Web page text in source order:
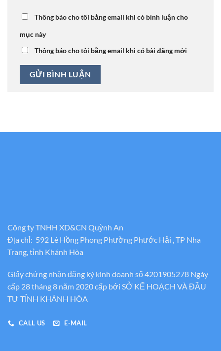
Thông báo cho tôi bằng email khi có bình luận cho
mục này
Thông báo cho tôi bằng email khi có bài đăng mới
Công ty TNHH XD&CN Quỳnh An
Địa chỉ: 592 Lê Hồng Phong Phường Phước Hải , TP Nha
Trang, tỉnh Khánh Hòa
Giấy chứng nhận đăng ký kinh doanh số 4201905278 Ngày
cấp 28 tháng 8 năm 2020 cấp bới SỞ KẾ HOẠCH VÀ ĐẦU
TƯ TỈNH KHÁNH HÒA
CALL US E-MAIL